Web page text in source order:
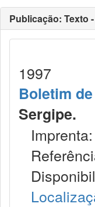
Publicação: Texto
1997
Boletim
Sergipe.